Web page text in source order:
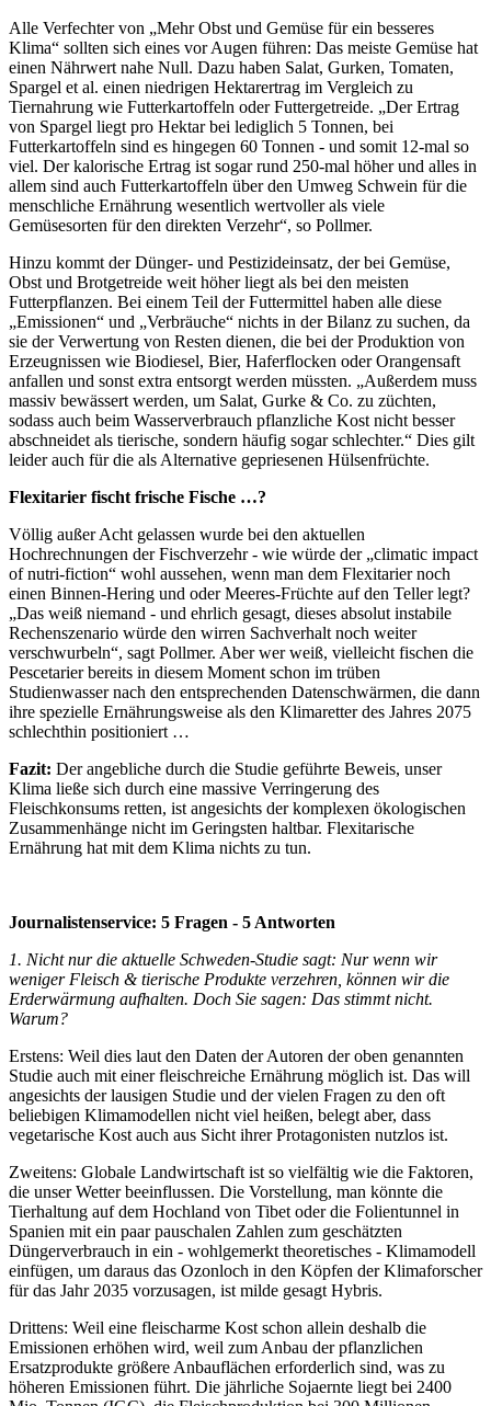
Alle Verfechter von „Mehr Obst und Gemüse für ein besseres
Klima“ sollten sich eines vor Augen führen: Das meiste Gemüse hat
einen Nährwert nahe Null. Dazu haben Salat, Gurken, Tomaten,
Spargel et al. einen niedrigen Hektarertrag im Vergleich zu
Tiernahrung wie Futterkartoffeln oder Futtergetreide. „Der Ertrag
von Spargel liegt pro Hektar bei lediglich 5 Tonnen, bei
Futterkartoffeln sind es hingegen 60 Tonnen - und somit 12-mal so
viel. Der kalorische Ertrag ist sogar rund 250-mal höher und alles in
allem sind auch Futterkartoffeln über den Umweg Schwein für die
menschliche Ernährung wesentlich wertvoller als viele
Gemüsesorten für den direkten Verzehr“, so Pollmer.
Hinzu kommt der Dünger- und Pestizideinsatz, der bei Gemüse,
Obst und Brotgetreide weit höher liegt als bei den meisten
Futterpflanzen. Bei einem Teil der Futtermittel haben alle diese
„Emissionen“ und „Verbräuche“ nichts in der Bilanz zu suchen, da
sie der Verwertung von Resten dienen, die bei der Produktion von
Erzeugnissen wie Biodiesel, Bier, Haferflocken oder Orangensaft
anfallen und sonst extra entsorgt werden müssten. „Außerdem muss
massiv bewässert werden, um Salat, Gurke & Co. zu züchten,
sodass auch beim Wasserverbrauch pflanzliche Kost nicht besser
abschneidet als tierische, sondern häufig sogar schlechter.“ Dies gilt
leider auch für die als Alternative gepriesenen Hülsenfrüchte.
Flexitarier fischt frische Fische …?
Völlig außer Acht gelassen wurde bei den aktuellen
Hochrechnungen der Fischverzehr - wie würde der „climatic impact
of nutri-fiction“ wohl aussehen, wenn man dem Flexitarier noch
einen Binnen-Hering und oder Meeres-Früchte auf den Teller legt?
„Das weiß niemand - und ehrlich gesagt, dieses absolut instabile
Rechenszenario würde den wirren Sachverhalt noch weiter
verschwurbeln“, sagt Pollmer. Aber wer weiß, vielleicht fischen die
Pescetarier bereits in diesem Moment schon im trüben
Studienwasser nach den entsprechenden Datenschwärmen, die dann
ihre spezielle Ernährungsweise als den Klimaretter des Jahres 2075
schlechthin positioniert …
Fazit: Der angebliche durch die Studie geführte Beweis, unser
Klima ließe sich durch eine massive Verringerung des
Fleischkonsums retten, ist angesichts der komplexen ökologischen
Zusammenhänge nicht im Geringsten haltbar. Flexitarische
Ernährung hat mit dem Klima nichts zu tun.
Journalistenservice: 5 Fragen - 5 Antworten
1. Nicht nur die aktuelle Schweden-Studie sagt: Nur wenn wir
weniger Fleisch & tierische Produkte verzehren, können wir die
Erderwärmung aufhalten. Doch Sie sagen: Das stimmt nicht.
Warum?
Erstens: Weil dies laut den Daten der Autoren der oben genannten
Studie auch mit einer fleischreiche Ernährung möglich ist. Das will
angesichts der lausigen Studie und der vielen Fragen zu den oft
beliebigen Klimamodellen nicht viel heißen, belegt aber, dass
vegetarische Kost auch aus Sicht ihrer Protagonisten nutzlos ist.
Zweitens: Globale Landwirtschaft ist so vielfältig wie die Faktoren,
die unser Wetter beeinflussen. Die Vorstellung, man könnte die
Tierhaltung auf dem Hochland von Tibet oder die Folientunnel in
Spanien mit ein paar pauschalen Zahlen zum geschätzten
Düngerverbrauch in ein - wohlgemerkt theoretisches - Klimamodell
einfügen, um daraus das Ozonloch in den Köpfen der Klimaforscher
für das Jahr 2035 vorzusagen, ist milde gesagt Hybris.
Drittens: Weil eine fleischarme Kost schon allein deshalb die
Emissionen erhöhen wird, weil zum Anbau der pflanzlichen
Ersatzprodukte größere Anbauflächen erforderlich sind, was zu
höheren Emissionen führt. Die jährliche Sojaernte liegt bei 2400